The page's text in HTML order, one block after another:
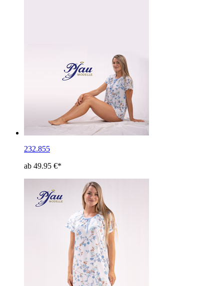
232.855
ab 49.95 €*